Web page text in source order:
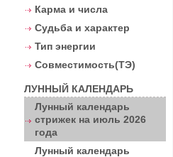
Карма и числа
Судьба и характер
Тип энергии
Совместимость(ТЭ)
ЛУННЫЙ КАЛЕНДАРЬ
Лунный календарь
стрижек на июль 2026
года
Лунный календарь